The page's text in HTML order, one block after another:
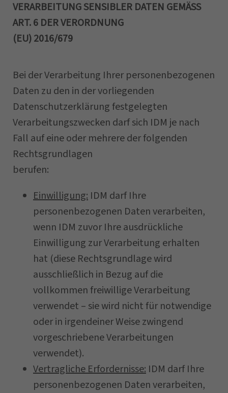
VERARBEITUNG SENSIBLER DATEN GEMÄSS
ART. 6 DER VERORDNUNG
(EU) 2016/679
Bei der Verarbeitung Ihrer personenbezogenen
Daten zu den in der vorliegenden
Datenschutzerklärung festgelegten
Verarbeitungszwecken darf sich IDM je nach
Fall auf eine oder mehrere der folgenden
Rechtsgrundlagen
berufen:
Einwilligung: IDM darf Ihre
personenbezogenen Daten verarbeiten,
wenn IDM zuvor Ihre ausdrückliche
Einwilligung zur Verarbeitung erhalten
hat (diese Rechtsgrundlage wird
ausschließlich in Bezug auf die
vollkommen freiwillige Verarbeitung
verwendet – sie wird nicht für notwendige
oder in irgendeiner Weise zwingend
vorgeschriebene Verarbeitungen
verwendet).
Vertragliche Erfordernisse: IDM darf Ihre
personenbezogenen Daten verarbeiten,